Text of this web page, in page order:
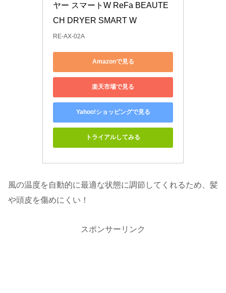
ヤー スマートW ReFa BEAUTE
CH DRYER SMART W
RE-AX-02A
Amazonで見る
楽天市場で見る
Yahoo!ショッピングで見る
トライアルしてみる
風の温度を自動的に最適な状態に調節してくれるため、髪
や頭皮を傷めにくい！
スポンサーリンク